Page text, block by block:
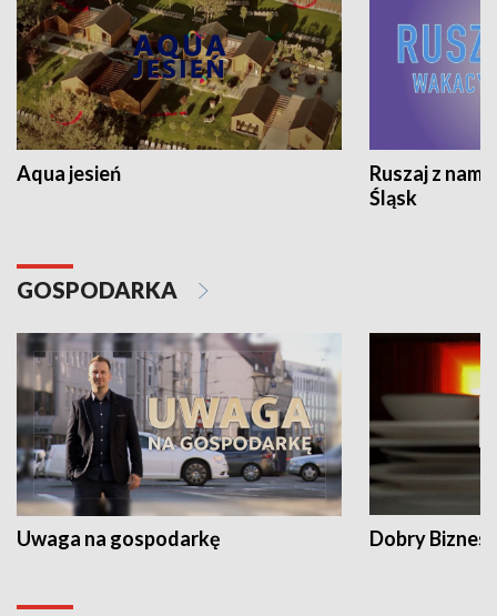
Aqua jesień
Ruszaj z
Śląsk
GOSPODARKA
Uwaga na gospodarkę Dobry Biznes